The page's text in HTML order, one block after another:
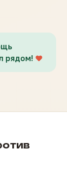
рядом!